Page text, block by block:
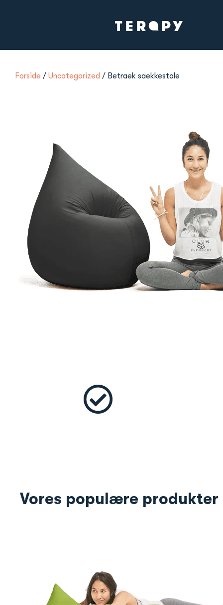
Forside / Uncategorized / Betraek saekkestole
Vores populære produkter